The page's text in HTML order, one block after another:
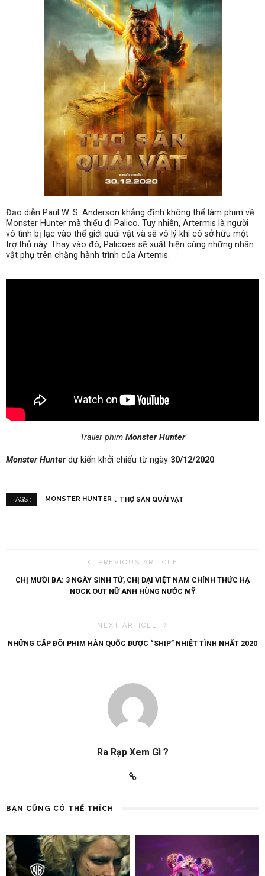
Đạo diễn Paul W. S. Anderson khẳng định không thể làm phim về
Monster Hunter mà thiếu đi Palico. Tuy nhiên, Artermis là người
vô tình bị lạc vào thế giới quái vật và sẽ vô lý khi cô sở hữu một
trợ thủ này. Thay vào đó, Palicoes sẽ xuất hiện cùng những nhân
vật phụ trên chặng hành trình của Artemis.
Trailer phim Monster Hunter
Monster Hunterdự kiến khởi chiếu từ ngày 30/12/2020.
TAGS : MONSTER HUNTER THỢ SĂN QUÁI VẬT
PREVIOUS ARTICLE
CHỊ MƯỜI BA: 3 NGÀY SINH TỬ, CHỊ ĐẠI VIỆT NAM CHÍNH THỨC HẠ
NOCK OUT NỮ ANH HÙNG NƯỚC MỸ
NEXT ARTICLE
NHỮNG CẶP ĐÔI PHIM HÀN QUỐC ĐƯỢC “SHIP” NHIỆT TÌNH NHẤT 2020
Ra Rạp Xem Gì ?
BẠN CŨNG CÓ THỂ THÍCH